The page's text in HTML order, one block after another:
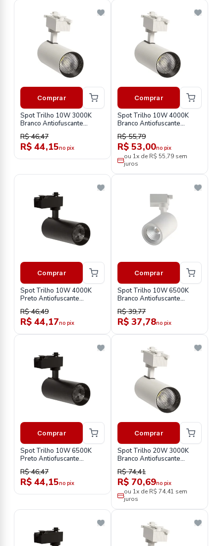
Comprar
Spot Trilho 10W 3000K
Branco Antiofuscante
Stb103532
R$ 46,47
R$ 44,15no pix
Comprar
Spot Trilho 10W 4000K
Branco Antiofuscante
Stb103542
R$ 55,79
R$ 53,00no pix
ou 1x de R$ 55,79 sem
juros
Comprar
Spot Trilho 10W 4000K
Preto Antiofuscante
Stp103542
R$ 46,49
R$ 44,17no pix
Comprar
Spot Trilho 10W 6500K
Branco Antiofuscante
Stb103562
R$ 39,77
R$ 37,78no pix
Comprar
Spot Trilho 10W 6500K
Preto Antiofuscante
Stp103562
R$ 46,47
R$ 44,15no pix
Comprar
Spot Trilho 20W 3000K
Branco Antiofuscante
Stb203532
R$ 74,41
R$ 70,69no pix
ou 1x de R$ 74,41 sem
juros